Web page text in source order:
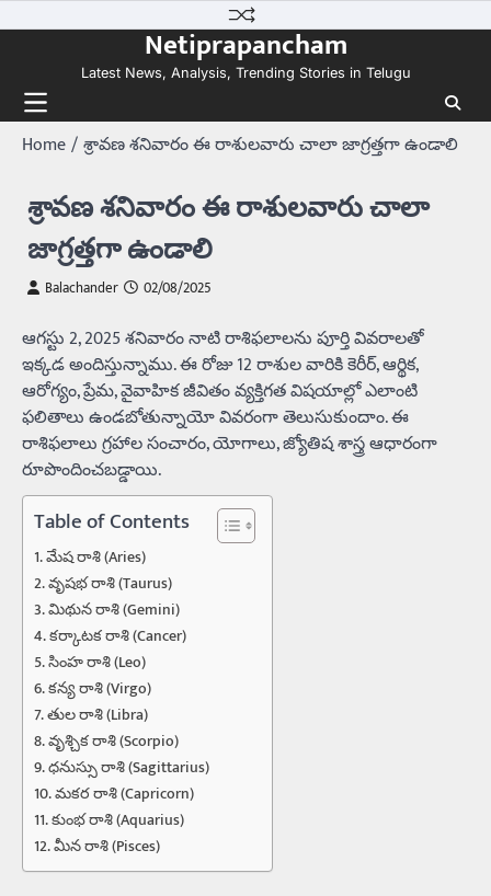
to
Netiprapancham
Latest News, Analysis, Trending Stories in Telugu
Home శ్రావణ శనివారం ఈ రాశులవారు చాలా జాగ్రత్తగా ఉండాలి
శ్రావణ శనివారం ఈ రాశులవారు చాలా
జాగ్రత్తగా ఉండాలి
Balachander 02/08/2025
ఆగస్టు 2, 2025 శనివారం నాటి రాశిఫలాలను పూర్తి వివరాలతో
ఇక్కడ అందిస్తున్నాము. ఈ రోజు 12 రాశుల వారికి కెరీర్, ఆర్థిక,
ఆరోగ్యం, ప్రేమ, వైవాహిక జీవితం వ్యక్తిగత విషయాల్లో ఎలాంటి
ఫలితాలు ఉండబోతున్నాయో వివరంగా తెలుసుకుందాం. ఈ
రాశిఫలాలు గ్రహాల సంచారం, యోగాలు, జ్యోతిష శాస్త్ర ఆధారంగా
రూపొందించబడ్డాయి.
Table of Contents
మేష రాశి (Aries)
వృషభ రాశి (Taurus)
మిథున రాశి (Gemini)
కర్కాటక రాశి (Cancer)
సింహ రాశి (Leo)
కన్య రాశి (Virgo)
తుల రాశి (Libra)
వృశ్చిక రాశి (Scorpio)
ధనుస్సు రాశి (Sagittarius)
మకర రాశి (Capricorn)
కుంభ రాశి (Aquarius)
మీన రాశి (Pisces)